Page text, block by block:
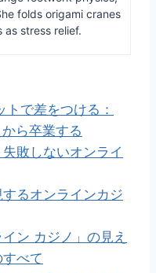
folds origami cranes
stress relief.
で差をつける：
ら卒業する
敗しないオンライ
るオンラインカジ
ン カジノ」の見え
べて